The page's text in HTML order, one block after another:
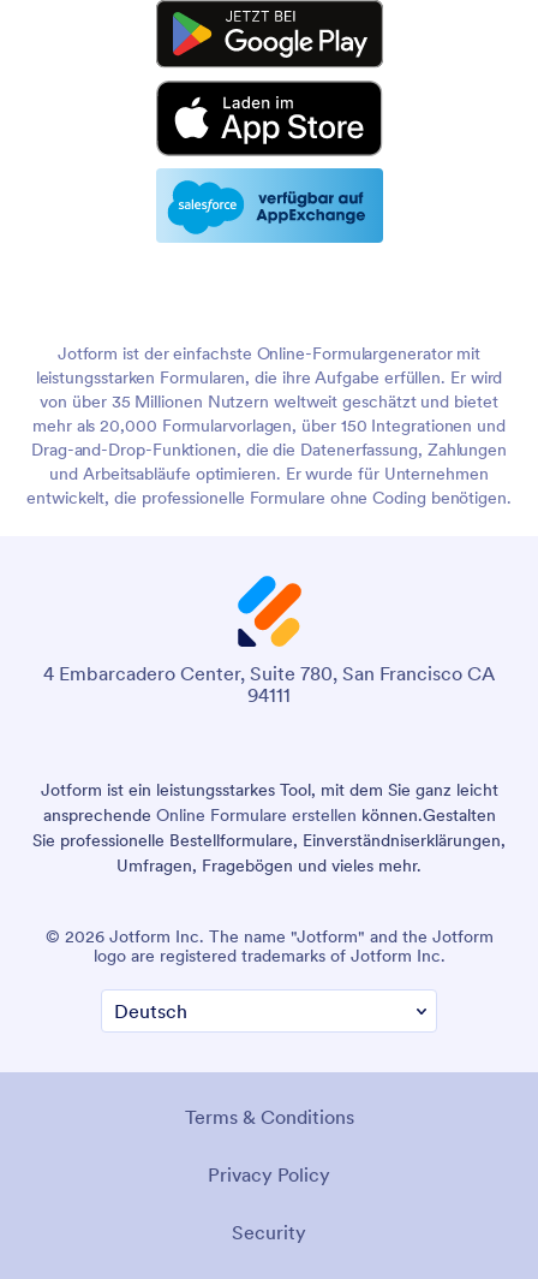
Jotform ist der einfachste Online-Formulargenerator mit
leistungsstarken Formularen, die ihre Aufgabe erfüllen. Er wird
von über 35 Millionen Nutzern weltweit geschätzt und bietet
mehr als 20,000 Formularvorlagen, über 150 Integrationen und
Drag-and-Drop-Funktionen, die die Datenerfassung, Zahlungen
und Arbeitsabläufe optimieren. Er wurde für Unternehmen
entwickelt, die professionelle Formulare ohne Coding benötigen.
4 Embarcadero Center, Suite 780, San Francisco CA
94111
Jotform ist ein leistungsstarkes Tool, mit dem Sie ganz leicht
ansprechende Online Formulare erstellen können.Gestalten
Sie professionelle Bestellformulare, Einverständniserklärungen,
Umfragen, Fragebögen und vieles mehr.
© 2026 Jotform Inc. The name "Jotform" and the Jotform
logo are registered trademarks of Jotform Inc.
Terms & Conditions
Privacy Policy
Security